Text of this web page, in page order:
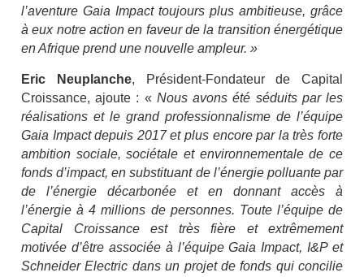
l’aventure Gaia Impact toujours plus ambitieuse, grâce
à eux notre action en faveur de la transition énergétique
en Afrique prend une nouvelle ampleur. »
Eric Neuplanche, Président-Fondateur de Capital
Croissance, ajoute : « Nous avons été séduits par les
réalisations et le grand professionnalisme de l’équipe
Gaia Impact depuis 2017 et plus encore par la très forte
ambition sociale, sociétale et environnementale de ce
fonds d’impact, en substituant de l’énergie polluante par
de l’énergie décarbonée et en donnant accès à
l’énergie à 4 millions de personnes. Toute l’équipe de
Capital Croissance est très fière et extrêmement
motivée d’être associée à l’équipe Gaia Impact, I&P et
Schneider Electric dans un projet de fonds qui concilie